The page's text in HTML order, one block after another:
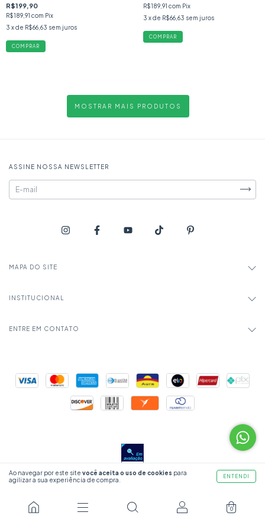
Ao navegar por este site você aceita o uso de cookies para
agilizar a sua experiência de compra.
ENTENDI
0
R$199,90
R$189,91 com Pix
3 x de R$66,63 sem juros
COMPRAR
R$189,91 com Pix
3 x de R$66,63 sem juros
COMPRAR
MOSTRAR MAIS PRODUTOS
ASSINE NOSSA NEWSLETTER
MAPA DO SITE
INSTITUCIONAL
ENTRE EM CONTATO